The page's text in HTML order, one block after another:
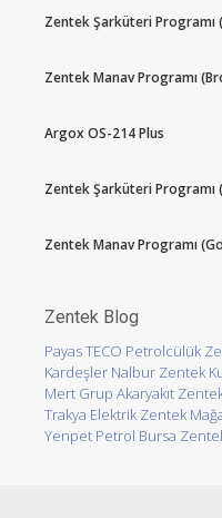
Zentek Şarküteri Programı
Zentek Manav Programı
Argox OS-214 Plus
Zentek Şarküteri Programı
Zentek Manav Programı
Zentek Blog
Payas TECO Petrolcülük
Kardeşler Nalbur Zentek
Mert Grup Akaryakıt
Trakya Elektrik Zentek
Yenpet Petrol Bursa